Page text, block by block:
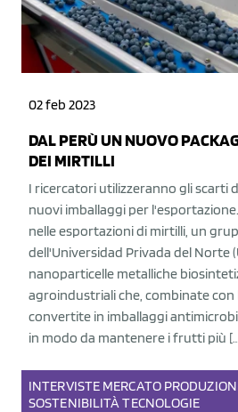
02 feb 2023
DAL PERÙ UN NUOVO
DEI MIRTILLI
I ricercatori utilizzeranno gli scarti
nuovi imballaggi per
nelle esportazioni di mirtilli, un
dell'Universidad Privada del Norte
nanoparticelle metalliche
agroindustriali che, combinate
convertite in imballaggi
in modo da mantenere i frutti più
INTERVISTE MERCATO
SOSTENIBILITÀTECNOLOGIE